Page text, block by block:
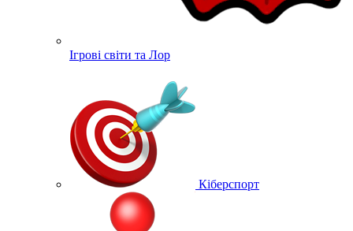
Ігрові світи та Лор
Кіберспорт